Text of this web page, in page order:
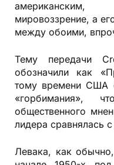
мировоззрение, а
между обоими,
Тему передачи
обозначили как
тому времени США
«горбимания»,
общественного
лидера сравнялась
Левака, как